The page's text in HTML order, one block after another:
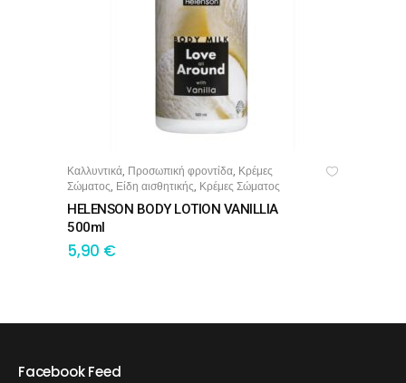
ΠΡΟΣΘΉΚΗ ΣΤΟ ΚΑΛΆΘΙ
Καλλυντικά, Προσωπική φροντίδα, Κρέμες
Σώματος, Είδη αισθητικής, Κρέμες Σώματος
HELENSON BODY LOTION VANILLIA
500ml
5,90 €
Facebook Feed